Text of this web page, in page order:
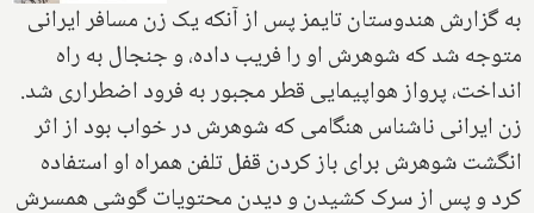
به گزارش هندوستان تایمز پس از آنکه یک زن مسافر ایرانی
متوجه شد که شوهرش او را فریب داده، و جنجال به راه
انداخت، پرواز هواپیمایی قطر مجبور به فرود اضطراری شد.
زن ایرانی ناشناس هنگامی که شوهرش در خواب بود از اثر
انگشت شوهرش برای باز کردن قفل تلفن همراه او استفاده
کرد و پس از سرک کشیدن و دیدن محتویات گوشی همسرش